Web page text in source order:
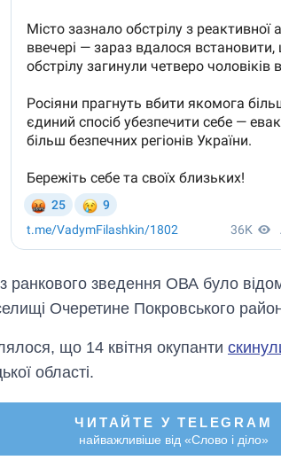
ранкового зведення ОВА було
Очеретине Покровського
що 14 квітня окупанти
області.
ЧИТАЙТЕ У TELEGRAM
найважливіше від «Слово і діло»